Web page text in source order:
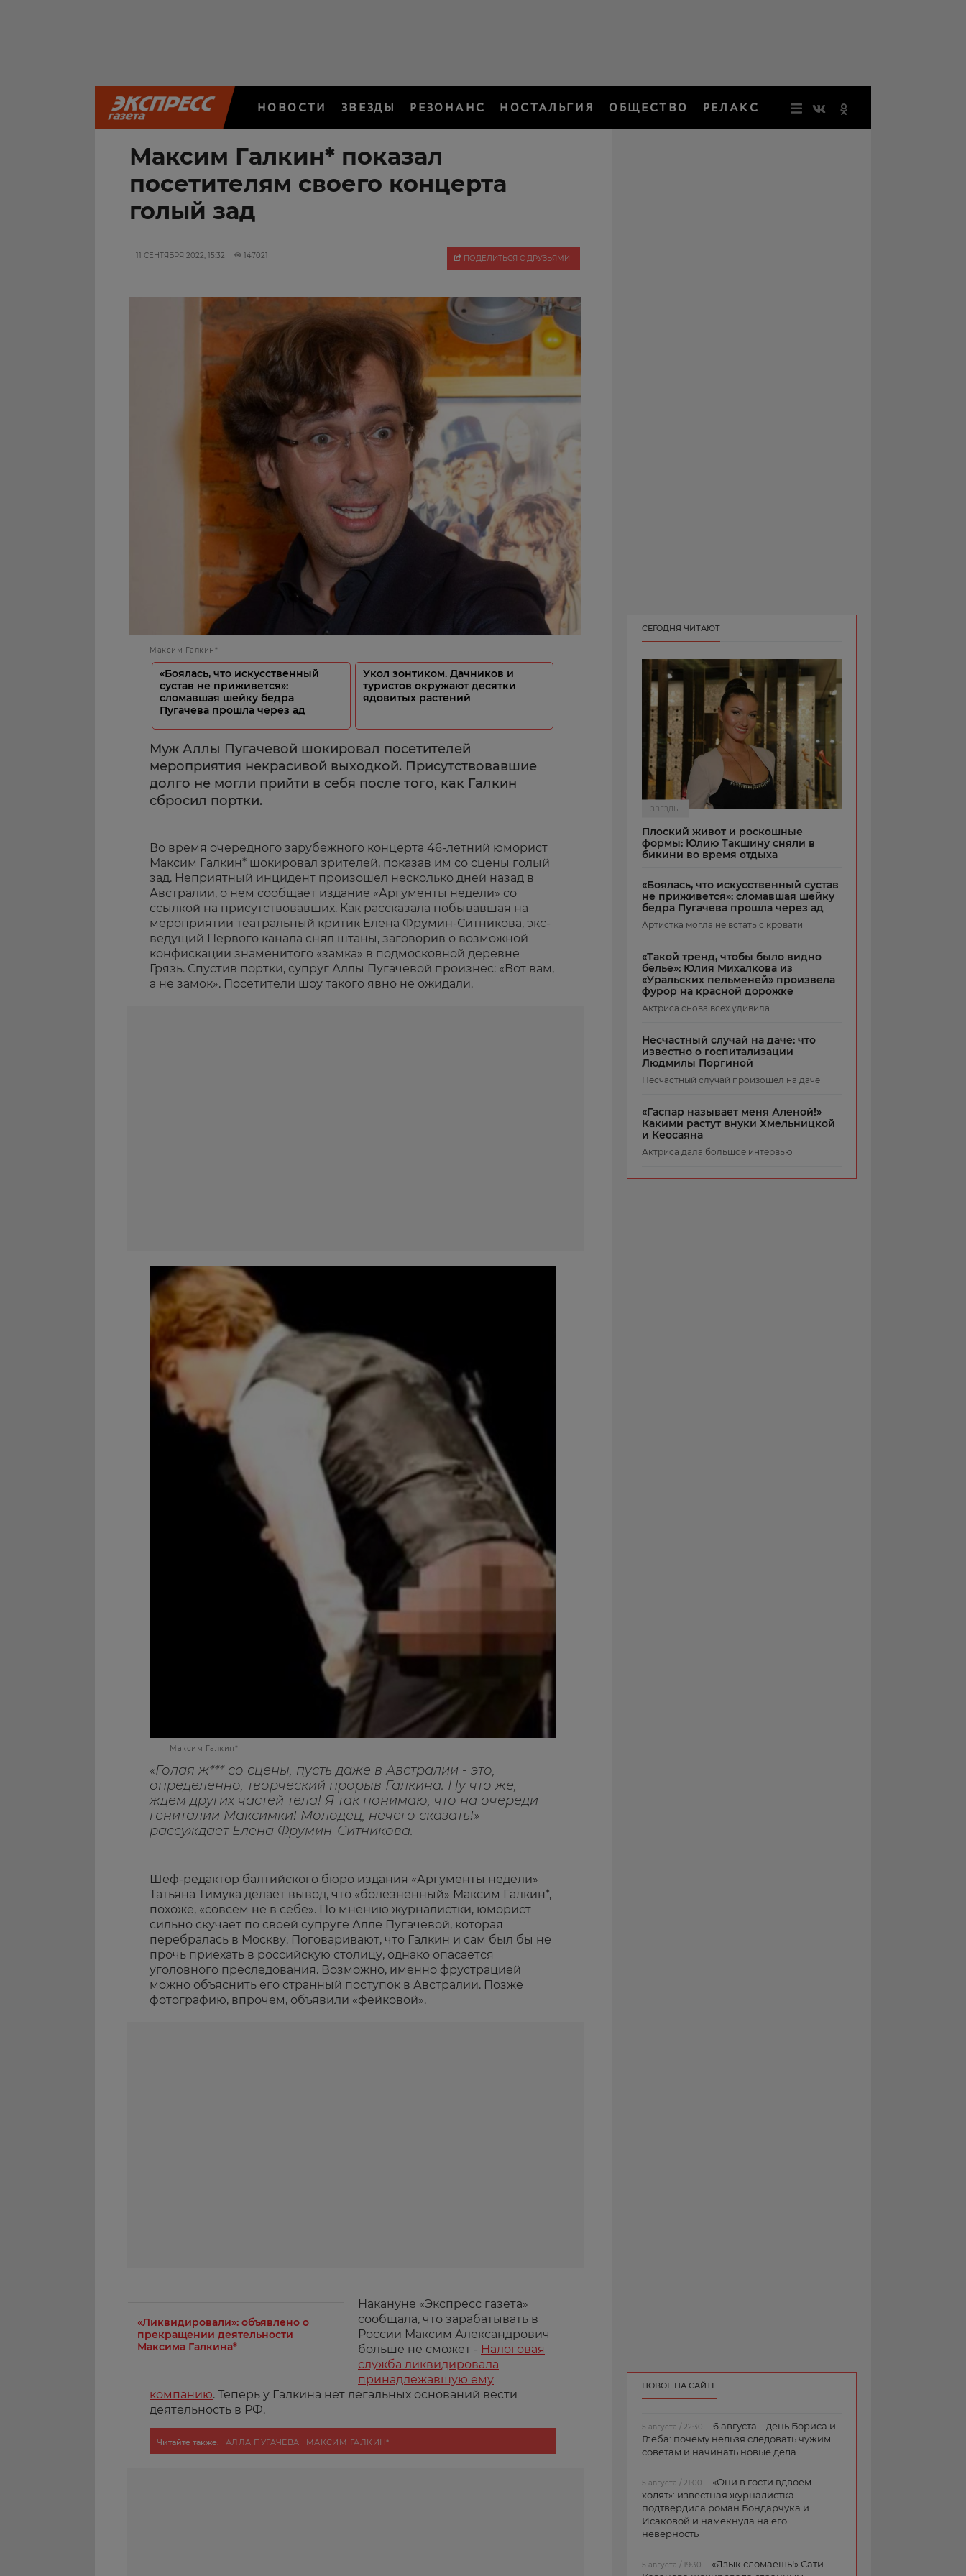
НОВОСТИ ЗВЕЗДЫ РЕЗОНАНС НОСТАЛЬГИЯ ОБЩЕСТВО РЕЛАКС
Максим Галкин* показал
посетителям своего концерта
голый зад
11 СЕНТЯБРЯ 2022, 15:32 147021 ПОДЕЛИТЬСЯ С ДРУЗЬЯМИ
Максим Галкин*
«Боялась, что искусственный
сустав не приживется»:
сломавшая шейку бедра
Пугачева прошла через ад
Укол зонтиком. Дачников и
туристов окружают десятки
ядовитых растений
Муж Аллы Пугачевой шокировал посетителей
мероприятия некрасивой выходкой. Присутствовавшие
долго не могли прийти в себя после того, как Галкин
сбросил портки.
Во время очередного зарубежного концерта 46-летний юморист
Максим Галкин* шокировал зрителей, показав им со сцены голый
зад. Неприятный инцидент произошел несколько дней назад в
Австралии, о нем сообщает издание «Аргументы недели» со
ссылкой на присутствовавших. Как рассказала побывавшая на
мероприятии театральный критик Елена Фрумин-Ситникова, экс-
ведущий Первого канала снял штаны, заговорив о возможной
конфискации знаменитого «замка» в подмосковной деревне
Грязь. Спустив портки, супруг Аллы Пугачевой произнес: «Вот вам,
а не замок». Посетители шоу такого явно не ожидали.
Максим Галкин*
«Голая ж*** со сцены, пусть даже в Австралии - это,
определенно, творческий прорыв Галкина. Ну что же,
ждем других частей тела! Я так понимаю, что на очереди
гениталии Максимки! Молодец, нечего сказать!» -
рассуждает Елена Фрумин-Ситникова.
Шеф-редактор балтийского бюро издания «Аргументы недели»
Татьяна Тимука делает вывод, что «болезненный» Максим Галкин*,
похоже, «совсем не в себе». По мнению журналистки, юморист
сильно скучает по своей супруге Алле Пугачевой, которая
перебралась в Москву. Поговаривают, что Галкин и сам был бы не
прочь приехать в российскую столицу, однако опасается
уголовного преследования. Возможно, именно фрустрацией
можно объяснить его странный поступок в Австралии. Позже
фотографию, впрочем, объявили «фейковой».
«Ликвидировали»: объявлено о
прекращении деятельности
Максима Галкина*
Накануне «Экспресс газета»
сообщала, что зарабатывать в
России Максим Александрович
больше не сможет - Налоговая
служба ликвидировала
принадлежавшую ему
компанию. Теперь у Галкина нет легальных оснований вести
деятельность в РФ.
Читайте также: АЛЛА ПУГАЧЕВА МАКСИМ ГАЛКИН*
СЕГОДНЯ ЧИТАЮТ
ЗВЕЗДЫ
Плоский живот и роскошные
формы: Юлию Такшину сняли в
бикини во время отдыха
«Боялась, что искусственный сустав
не приживется»: сломавшая шейку
бедра Пугачева прошла через ад
Артистка могла не встать с кровати
«Такой тренд, чтобы было видно
белье»: Юлия Михалкова из
«Уральских пельменей» произвела
фурор на красной дорожке
Актриса снова всех удивила
Несчастный случай на даче: что
известно о госпитализации
Людмилы Поргиной
Несчастный случай произошел на даче
«Гаспар называет меня Аленой!»
Какими растут внуки Хмельницкой
и Кеосаяна
Актриса дала большое интервью
НОВОЕ НА САЙТЕ
5 августа / 22:30
6 августа – день Бориса и
Глеба: почему нельзя следовать чужим
советам и начинать новые дела
5 августа / 21:00
«Они в гости вдвоем
ходят»: известная журналистка
подтвердила роман Бондарчука и
Исаковой и намекнула на его
неверность
5 августа / 19:30
«Язык сломаешь!» Сати